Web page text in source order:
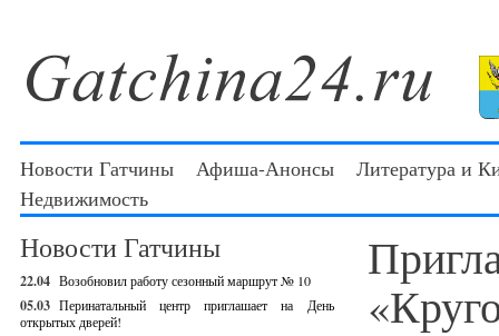
Новости Гатчины Афиша-Анонсы
Литература и
Недвижимость
Новости Гатчины
22.04 Возобновил работу сезонный маршрут № 10
05.03 Перинатальный центр приглашает на День
открытых дверей!